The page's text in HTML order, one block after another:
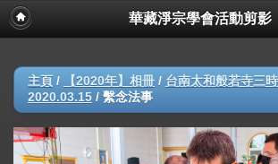
華藏淨宗學會活動剪影
主頁 / 【2020年】相冊 / 台南太和般若寺三
2020.03.15 / 繫念法事